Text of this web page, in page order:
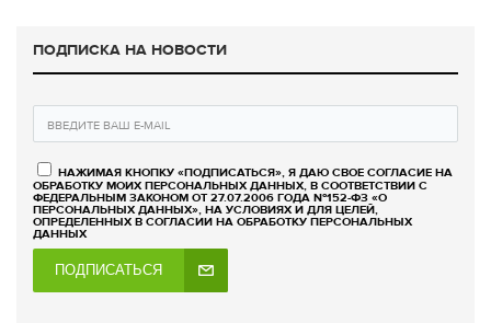
ПОДПИСКА НА НОВОСТИ
НАЖИМАЯ КНОПКУ «ПОДПИСАТЬСЯ», Я ДАЮ СВОЕ СОГЛАСИЕ НА
ОБРАБОТКУ МОИХ ПЕРСОНАЛЬНЫХ ДАННЫХ, В СООТВЕТСТВИИ С
ФЕДЕРАЛЬНЫМ ЗАКОНОМ ОТ 27.07.2006 ГОДА №152-ФЗ «О
ПЕРСОНАЛЬНЫХ ДАННЫХ», НА УСЛОВИЯХ И ДЛЯ ЦЕЛЕЙ,
ОПРЕДЕЛЕННЫХ В СОГЛАСИИ НА ОБРАБОТКУ ПЕРСОНАЛЬНЫХ
ДАННЫХ
ПОДПИСАТЬСЯ